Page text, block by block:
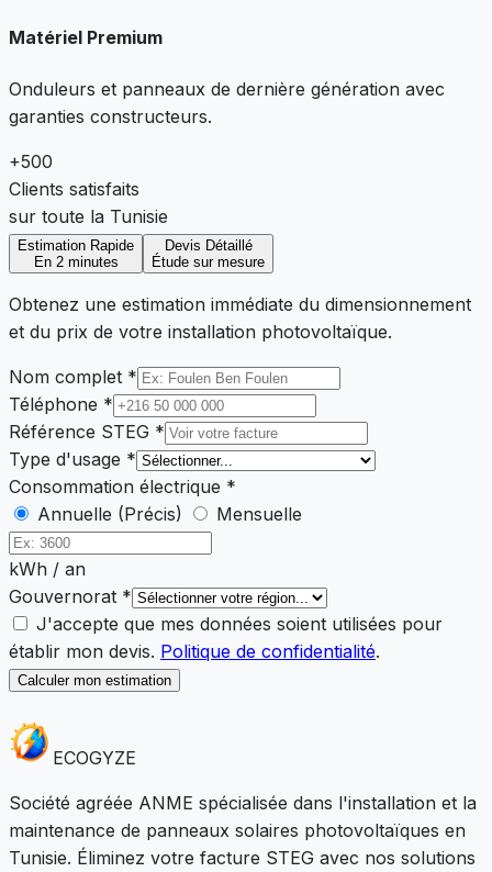
Matériel Premium
Onduleurs et panneaux de dernière génération avec
garanties constructeurs.
+500
Clients satisfaits
sur toute la Tunisie
Estimation Rapide
En 2 minutes
Devis Détaillé
Étude sur mesure
Obtenez une estimation immédiate du dimensionnement
et du prix de votre installation photovoltaïque.
Nom complet *
Téléphone *
Référence STEG *
Type d'usage *
Consommation électrique *
Annuelle (Précis)
Mensuelle
kWh / an
Gouvernorat *
J'accepte que mes données soient utilisées pour
établir mon devis. Politique de confidentialité.
Calculer mon estimation
ECOGYZE
Société agréée ANME spécialisée dans l'installation et la
maintenance de panneaux solaires photovoltaïques en
Tunisie. Éliminez votre facture STEG avec nos solutions